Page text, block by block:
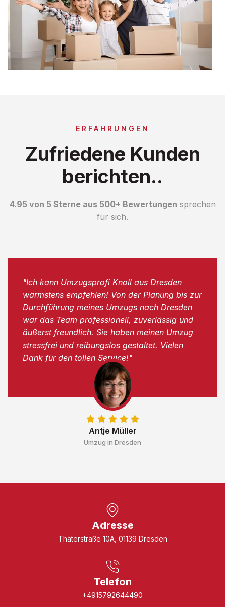
ERFAHRUNGEN
Zufriedene Kunden
berichten..
4.95 von 5 Sterne aus 500+ Bewertungen sprechen
für sich.
Antje Müller
Umzug in Dresden
"Ich kann Umzugsprofi Knoll aus Dresden
wärmstens empfehlen! Von der Planung bis zur
Durchführung meines Umzugs nach Dresden
war das Team professionell, zuverlässig und
äußerst freundlich. Sie haben meinen Umzug
stressfrei und reibungslos gestaltet. Vielen
Dank für den tollen Service!"
Adresse
Thäterstraße 10A, 01139 Dresden
Telefon
+4915792644490